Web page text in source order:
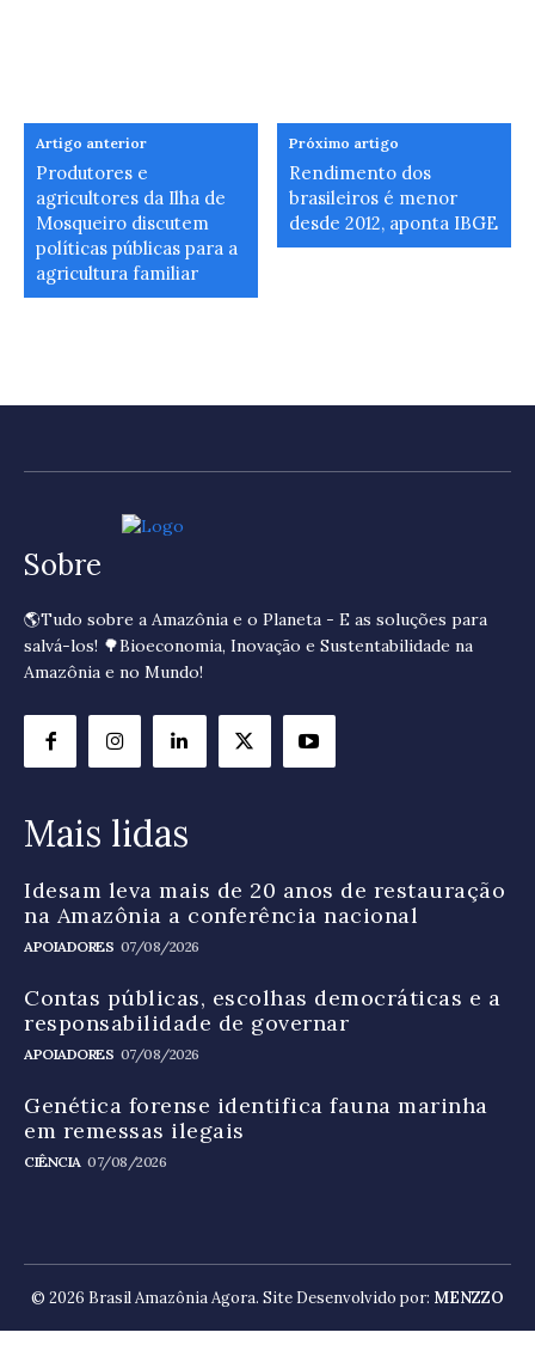
Artigo anterior
Produtores e
agricultores da Ilha de
Mosqueiro discutem
políticas públicas para a
agricultura familiar
Próximo artigo
Rendimento dos
brasileiros é menor
desde 2012, aponta IBGE
Sobre
🌎Tudo sobre a Amazônia e o Planeta - E as soluções para
salvá-los! 🌳Bioeconomia, Inovação e Sustentabilidade na
Amazônia e no Mundo!
Mais lidas
Idesam leva mais de 20 anos de restauração
na Amazônia a conferência nacional
APOIADORES 07/08/2026
Contas públicas, escolhas democráticas e a
responsabilidade de governar
APOIADORES 07/08/2026
Genética forense identifica fauna marinha
em remessas ilegais
CIÊNCIA 07/08/2026
© 2026 Brasil Amazônia Agora. Site Desenvolvido por: MENZZO